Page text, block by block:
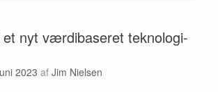
nyt værdibaseret teknologi-
2023 af Jim Nielsen